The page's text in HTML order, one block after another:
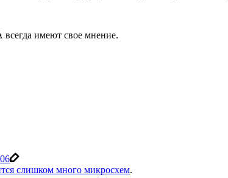
имеют свое мнение.
слишком много микросхем.